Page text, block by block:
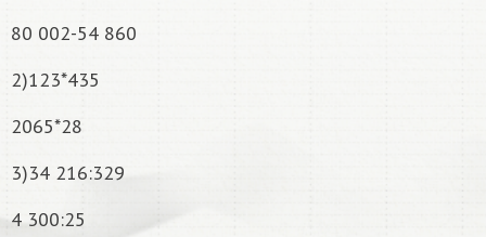
80 002-54 860
2)123*435
2065*28
3)34 216:329
4 300:25